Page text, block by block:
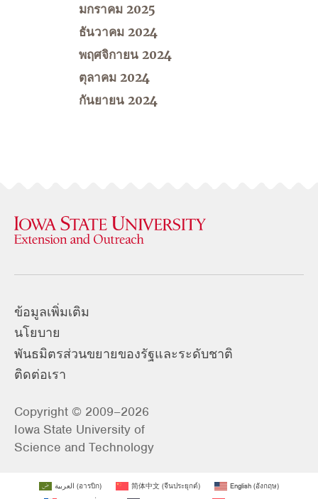
มกราคม 2025
ธันวาคม 2024
พฤศจิกายน 2024
ตุลาคม 2024
กันยายน 2024
ข้อมูลเพิ่มเติม
นโยบาย
พันธมิตรส่วนขยายของรัฐและระดับชาติ
ติดต่อเรา
Copyright © 2009–2026
Iowa State University of
Science and Technology
العربية (อารบิก) 简体中文 (จีนประยุกต์) English (อังกฤษ)